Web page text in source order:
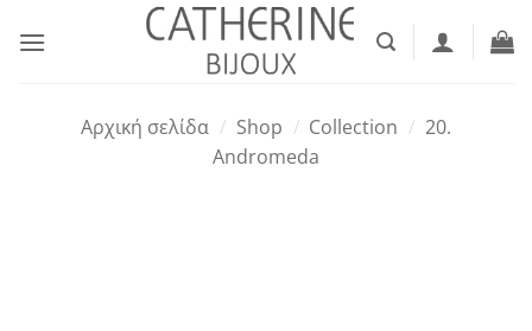
στο
Αρχική σελίδα / Shop / Collection / 20.
Andromeda